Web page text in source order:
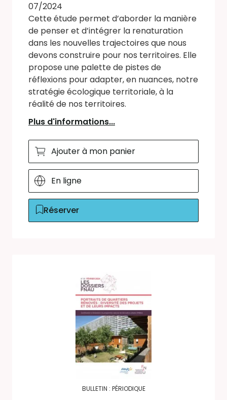
07/2024
Cette étude permet d’aborder la manière
de penser et d’intégrer la renaturation
dans les nouvelles trajectoires que nous
devons construire pour nos territoires. Elle
propose une palette de pistes de
réflexions pour adapter, en nuances, notre
stratégie écologique territoriale, à la
réalité de nos territoires.
Plus d'informations...
Ajouter à mon panier
En ligne
Réserver
BULLETIN : PÉRIODIQUE